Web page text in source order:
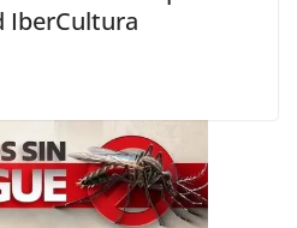
IberCultura